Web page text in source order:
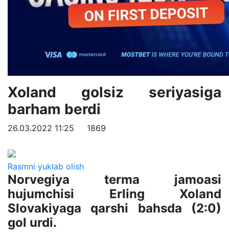
Xoland golsiz seriyasiga
barham berdi
26.03.2022 11:25 1869
Rasmni yuklab olish
Norvegiya terma jamoasi
hujumchisi Erling Xoland
Slovakiyaga qarshi bahsda (2:0)
gol urdi.